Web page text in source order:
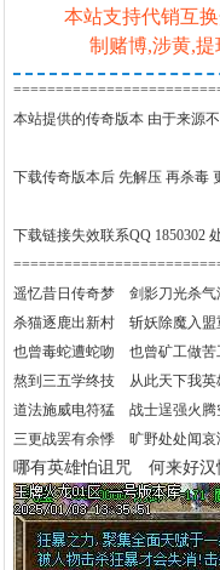
本站支持代销互
制赌博,涉黄,
本站提供的传奇版本 由于来源
下载传奇版本后 先解压 再杀毒
下载链接失效联系QQ 1850302
遥忆昔日传奇梦 剑影刀光杀
杀猫逐鹿出新村 斩妖除魔入
也曾毒蛇遭蛇吻 也曾矿工做
熬到三五学终技 从此天下我
道法施威电符猛 战士逞强火
三更战罢有余悸 旷野处处闻
哪有英雄怕诅咒 何来好